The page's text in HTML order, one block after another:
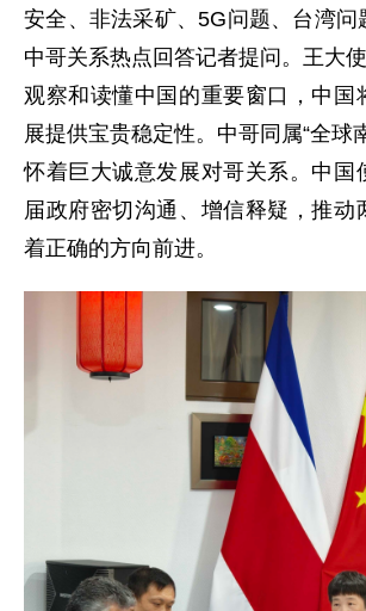
安全、非法采矿、5G问题、台湾问
中哥关系热点回答记者提问。王大
观察和读懂中国的重要窗口，中国
展提供宝贵稳定性。中哥同属“全球
怀着巨大诚意发展对哥关系。中国
届政府密切沟通、增信释疑，推动
着正确的方向前进。